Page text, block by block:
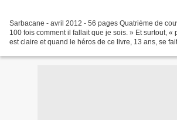
Sarbacane - avril 2012 - 56 pages Quatrième de
100 fois comment il fallait que je sois. » Et surtout, «
est claire et quand le héros de ce livre, 13 ans, se